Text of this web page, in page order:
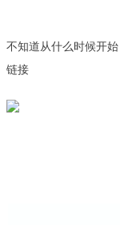
不知道从什么时候开
链接